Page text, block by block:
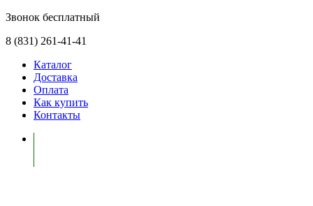
Звонок бесплатный
8 (831) 261-41-41
Каталог
Доставка
Оплата
Как купить
Контакты